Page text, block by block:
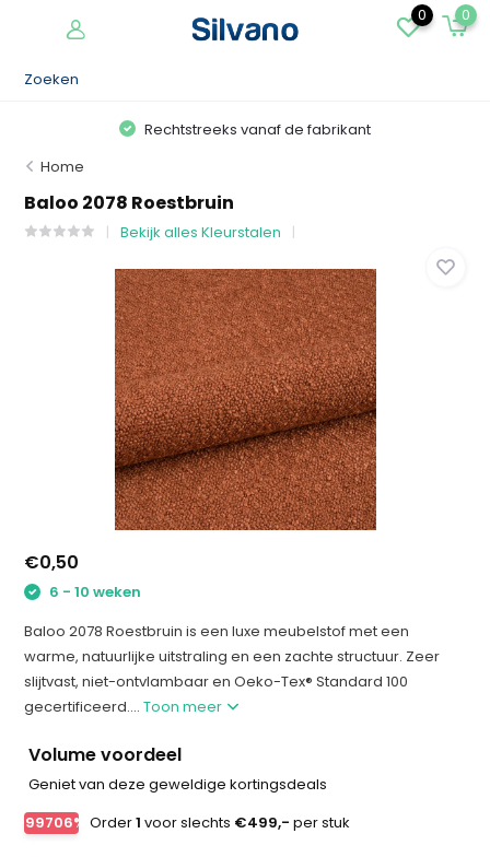
0 0
Rechtstreeks vanaf de fabrikant
Home
Baloo 2078 Roestbruin
Bekijk alles Kleurstalen
€0,50
6 - 10 weken
Baloo 2078 Roestbruin is een luxe meubelstof met een
warme, natuurlijke uitstraling en een zachte structuur. Zeer
slijtvast, niet-ontvlambaar en Oeko-Tex® Standard 100
gecertificeerd....Toon meer
Volume voordeel
Geniet van deze geweldige kortingsdeals
-99706% Order1 voor slechts €499,- per stuk